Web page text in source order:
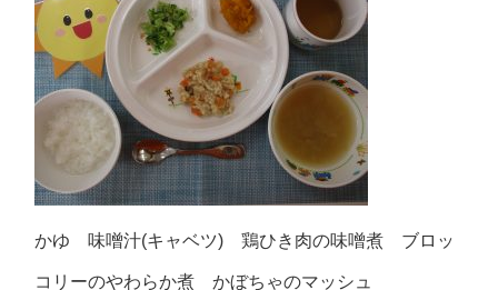
かゆ 味噌汁(キャベツ) 鶏ひき肉の味噌煮 ブロッ
コリーのやわらか煮 かぼちゃのマッシュ